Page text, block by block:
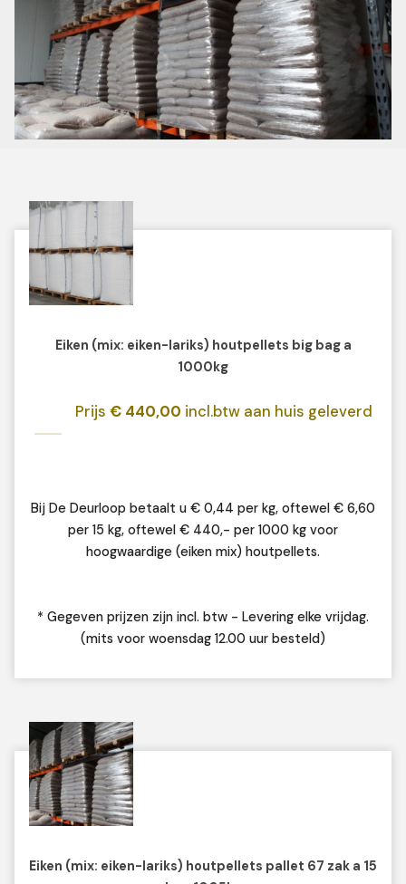
Eiken (mix: eiken-lariks) houtpellets big bag a
1000kg
Prijs € 440,00 incl.btw aan huis geleverd
Bij De Deurloop betaalt u € 0,44 per kg, oftewel € 6,60
per 15 kg, oftewel € 440,- per 1000 kg voor
hoogwaardige (eiken mix) houtpellets.
* Gegeven prijzen zijn incl. btw - Levering elke vrijdag.
(mits voor woensdag 12.00 uur besteld)
Eiken (mix: eiken-lariks) houtpellets pallet 67 zak a 15